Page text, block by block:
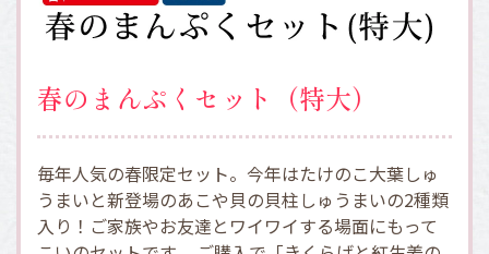
春のまんぷくセット（特大）
毎年人気の春限定セット。今年はたけのこ大葉しゅ
うまいと新登場のあこや貝の貝柱しゅうまいの2種類
入り！ご家族やお友達とワイワイする場面にもって